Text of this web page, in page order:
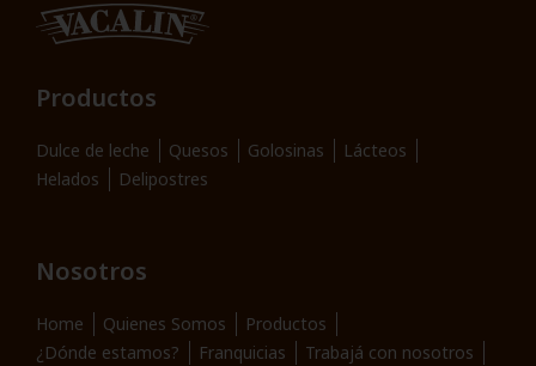
Productos
Dulce de leche Quesos Golosinas
Lácteos
Helados
Delipostres
Nosotros
Home Quienes Somos
Productos
¿Dónde estamos?
Franquicias
Trabajá con nosotros